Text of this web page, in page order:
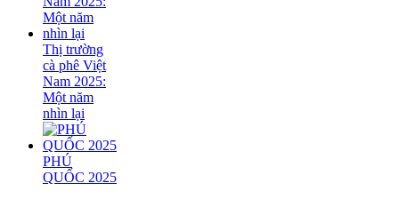
Thị trường
cà phê Việt
Nam 2025:
Một năm
nhìn lại
PHÚ
QUỐC 2025